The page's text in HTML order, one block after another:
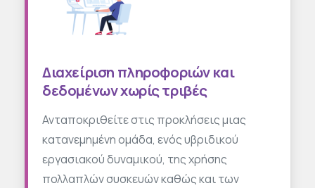
Διαχείριση πληροφοριών και
δεδομένων χωρίς τριβές
Ανταποκριθείτε στις προκλήσεις μιας
κατανεμημένη ομάδα, ενός υβριδικού
εργασιακού δυναμικού, της χρήσης
πολλαπλών συσκευών καθώς και των